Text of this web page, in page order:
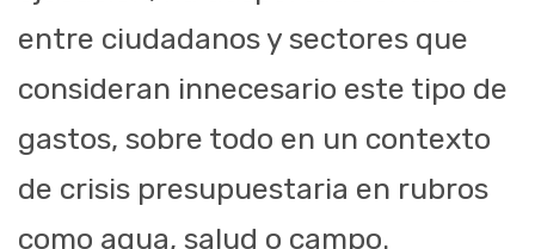
entre ciudadanos y sectores que
consideran innecesario este tipo de
gastos, sobre todo en un contexto
de crisis presupuestaria en rubros
como agua, salud o campo.